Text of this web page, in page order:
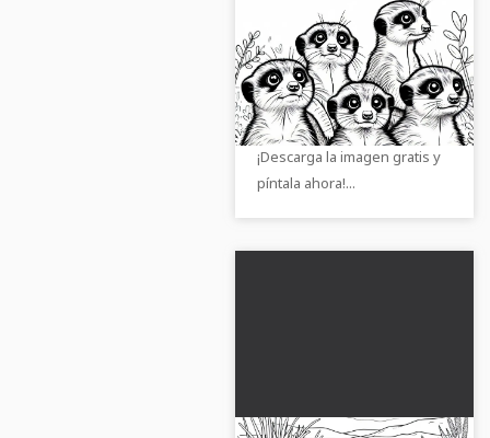
Grupo de suricatos
mira curiosamente en
diferentes direcciones
- Imagen para colorear
gratis
Experimenta el mundo de las
curiosas suricatas con esta
imagen para colorear.
¡Descarga la imagen gratis y
píntala ahora!...